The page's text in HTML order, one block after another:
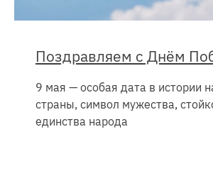
Поздравляем с Днём
9 мая — особая дата в истории
страны, символ мужества,
единства народа